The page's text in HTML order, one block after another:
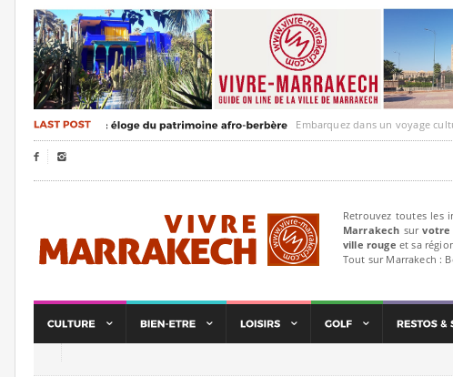
Embarquez dans un voyage culturel
 
Retrouvez toutes les
Marrakech survotre
ville rouge et sa
Tout sur Marrakech :